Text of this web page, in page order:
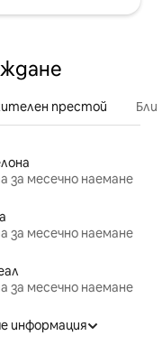
престой
за месечно наемане
за месечно наемане
за месечно наемане
информация